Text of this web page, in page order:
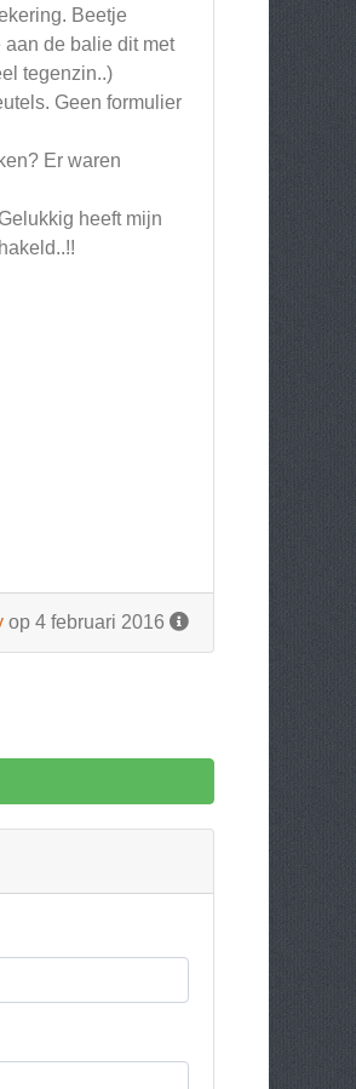
Beetje
de balie dit met
tegenzin..)
Geen formulier
Er waren
heeft mijn
op 4 februari 2016